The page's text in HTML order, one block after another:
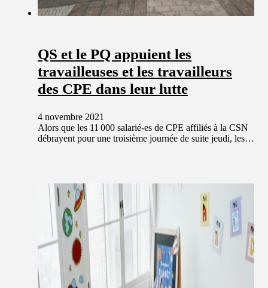
QS et le PQ appuient les
travailleuses et les travailleurs
des CPE dans leur lutte
4 novembre 2021
Alors que les 11 000 salarié-es de CPE affiliés à la CSN
débrayent pour une troisième journée de suite jeudi, les…